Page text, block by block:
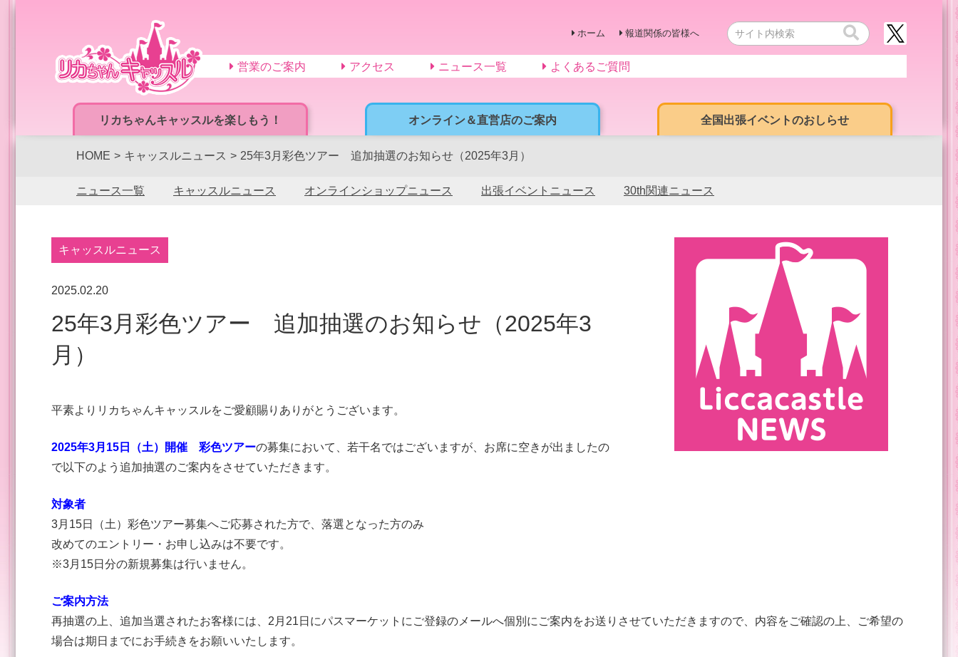
リカちゃんキャッスルを楽しもう！ オンライン＆直営店のご案内 全国出張イベントのおしらせ
ホーム 報道関係の皆様へ
営業のご案内 アクセス ニュース一覧 よくあるご質問
HOME キャッスルニュース 25年3月彩色ツアー 追加抽選のお知らせ（2025年3月）
ニュース一覧 キャッスルニュース オンラインショップニュース 出張イベントニュース 30th関連ニュース
キャッスルニュース
2025.02.20
25年3月彩色ツアー 追加抽選のお知らせ（2025年3
月）
平素よりリカちゃんキャッスルをご愛顧賜りありがとうございます。
2025年3月15日（土）開催 彩色ツアーの募集において、若干名ではございますが、お席に空きが出ましたの
で以下のよう追加抽選のご案内をさせていただきます。
対象者
3月15日（土）彩色ツアー募集へご応募された方で、落選となった方のみ
改めてのエントリー・お申し込みは不要です。
※3月15日分の新規募集は行いません。
ご案内方法
再抽選の上、追加当選されたお客様には、2月21日にパスマーケットにご登録のメールへ個別にご案内をお送りさせていただきますので、内容をご確認の上、ご希望の
場合は期日までにお手続きをお願いいたします。